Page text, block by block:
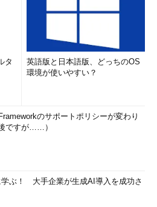
タ
英語版と日本語版、どっちのOS
環境が使いやすい？
のサポートポリシーが変わり
ですが……）
学ぶ！ 大手企業が生成AI導入を成功さ